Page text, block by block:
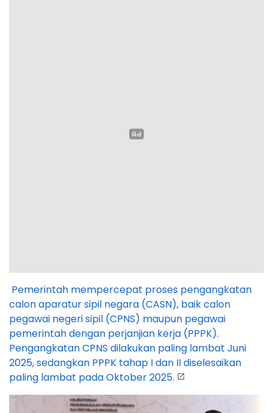
Pemerintah mempercepat proses pengangkatan
calon aparatur sipil negara (CASN), baik calon
pegawai negeri sipil (CPNS) maupun pegawai
pemerintah dengan perjanjian kerja (PPPK).
Pengangkatan CPNS dilakukan paling lambat Juni
2025, sedangkan PPPK tahap I dan II diselesaikan
paling lambat pada Oktober 2025.